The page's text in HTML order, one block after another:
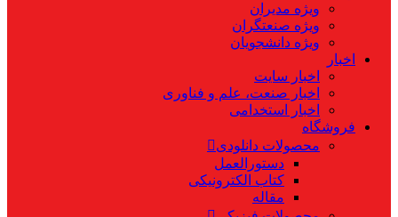
ویژه مدیران
ویژه صنعتگران
ویژه دانشجویان
اخبار
اخبار سایت
اخبار صنعت، علم و فناوری
اخبار استخدامی
فروشگاه
محصولات دانلودی
دستورالعمل
کتاب الکترونیکی
مقاله